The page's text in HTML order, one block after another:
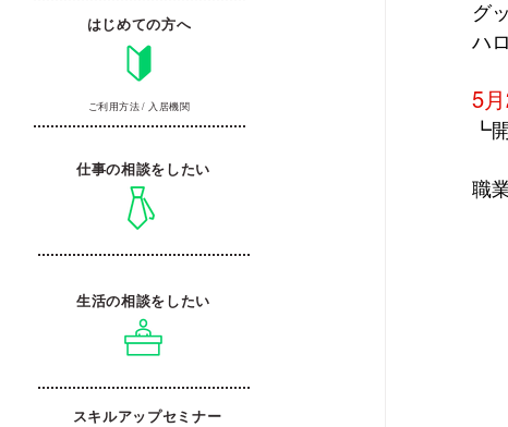
グ
ハ
5
┗
職
はじめての方へ
ご利用方法 / 入居機関
スキルアップセミナー
生活の相談をしたい
仕事の相談をしたい